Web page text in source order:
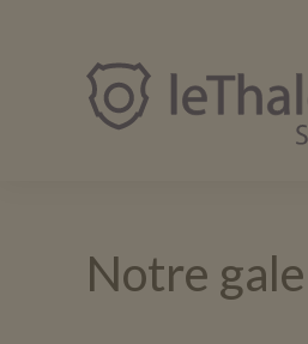
leThaler.fr
Notre